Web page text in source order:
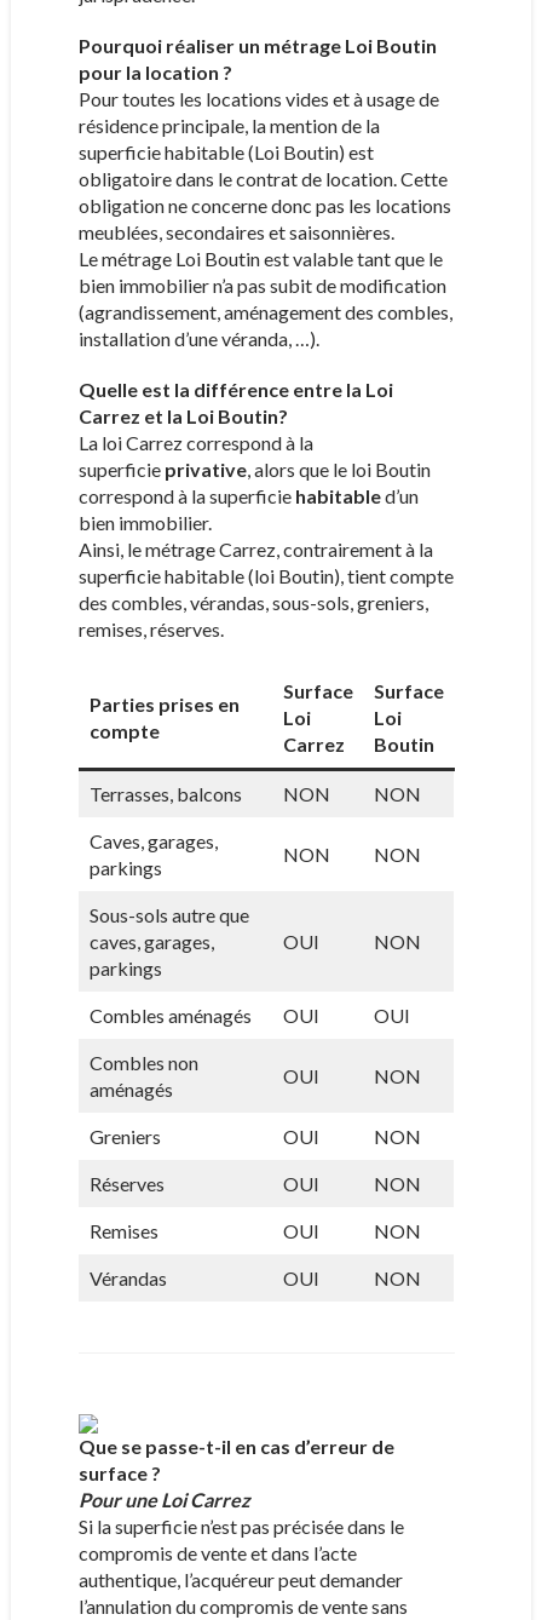
Pourquoi réaliser un métrage Loi Boutin
pour la location ?
Pour toutes les locations vides et à usage de
résidence principale, la mention de la
superficie habitable (Loi Boutin) est
obligatoire dans le contrat de location. Cette
obligation ne concerne donc pas les locations
meublées, secondaires et saisonnières.
Le métrage Loi Boutin est valable tant que le
bien immobilier n’a pas subit de modification
(agrandissement, aménagement des combles,
installation d’une véranda, …).
Quelle est la différence entre la Loi
Carrez et la Loi Boutin?
La loi Carrez correspond à la
superficie privative, alors que le loi Boutin
correspond à la superficie habitabled’un
bien immobilier.
Ainsi, le métrage Carrez, contrairement à la
superficie habitable (loi Boutin), tient compte
des combles, vérandas, sous-sols, greniers,
remises, réserves.
Parties prises en
compte
Surface
Loi
Carrez
Surface
Loi
Boutin
Terrasses, balcons NON NON
Caves, garages,
parkings
NON NON
Sous-sols autre que
caves, garages,
parkings
OUI NON
Combles aménagés OUI OUI
Combles non
aménagés
OUI NON
Greniers OUI NON
Réserves OUI NON
Remises OUI NON
Vérandas OUI NON
Que se passe-t-il en cas d’erreur de
surface ?
Pour une Loi Carrez
Si la superficie n’est pas précisée dans le
compromis de vente et dans l’acte
authentique, l’acquéreur peut demander
l’annulation du compromis de vente sans